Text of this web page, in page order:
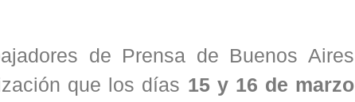
de Prensa de Buenos Aires
que los días 15 y 16 de marzo